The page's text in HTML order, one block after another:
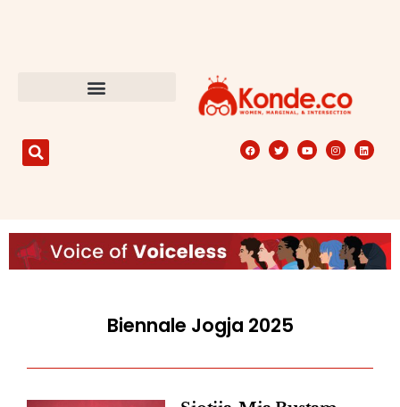
Biennale Jogja 2025